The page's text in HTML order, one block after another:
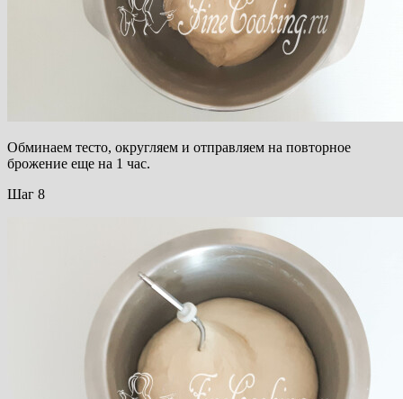
Обминаем тесто, округляем и отправляем на повторное
брожение еще на 1 час.
Шаг 8